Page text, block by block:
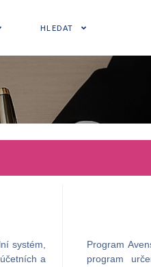
HLEDAT
systém,
a
Program
program